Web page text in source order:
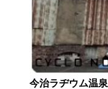
今治ラヂウム温泉